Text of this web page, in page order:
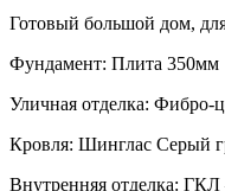
Готовый большой дом,
Фундамент: Плита 350мм
Уличная отделка: Фибро-
Кровля: Шинглас Серый
Внутренняя отделка: